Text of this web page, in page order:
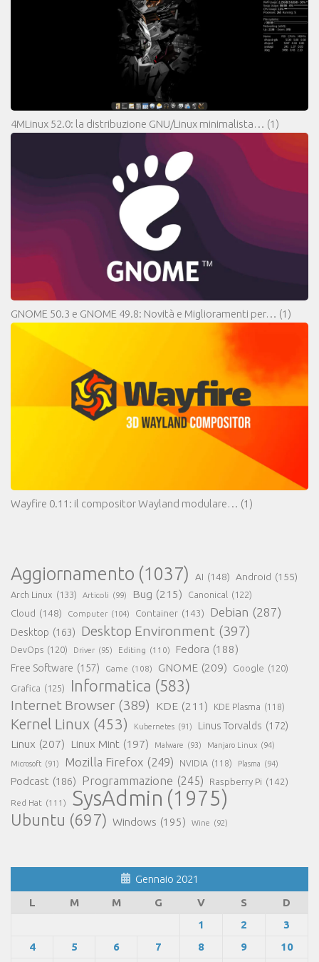
4MLinux 52.0: la distribuzione GNU/Linux minimalista… (1)
GNOME 50.3 e GNOME 49.8: Novità e Miglioramenti per… (1)
Wayfire 0.11: il compositor Wayland modulare… (1)
Aggiornamento (1037) AI (148) Android (155)
Arch Linux (133) Articoli (99) Bug (215) Canonical (122)
Cloud (148) Computer (104) Container (143) Debian (287)
Desktop (163) Desktop Environment (397)
DevOps (120) Driver (95) Editing (110) Fedora (188)
Free Software (157) Game (108) GNOME (209) Google (120)
Grafica (125) Informatica (583)
Internet Browser (389) KDE (211) KDE Plasma (118)
Kernel Linux (453) Kubernetes (91) Linus Torvalds (172)
Linux (207) Linux Mint (197) Malware (93) Manjaro Linux (94)
Microsoft (91) Mozilla Firefox (249) NVIDIA (118) Plasma (94)
Podcast (186) Programmazione (245) Raspberry Pi (142)
Red Hat (111) SysAdmin (1975)
Ubuntu (697) Windows (195) Wine (92)
Gennaio 2021
L
M M G V S
D
1
2
3
4
5 6 7 8 9
10